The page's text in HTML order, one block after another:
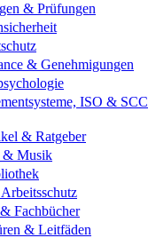
& Prüfungen
& Genehmigungen
ISO & SCC
& Ratgeber
& Musik
Fachbücher
& Leitfäden